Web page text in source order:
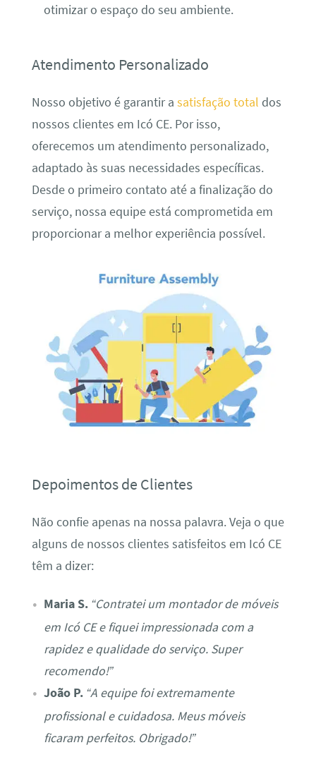
otimizar o espaço do seu ambiente.
Atendimento Personalizado
Nosso objetivo é garantir a satisfação total dos
nossos clientes em Icó CE. Por isso,
oferecemos um atendimento personalizado,
adaptado às suas necessidades específicas.
Desde o primeiro contato até a finalização do
serviço, nossa equipe está comprometida em
proporcionar a melhor experiência possível.
Depoimentos de Clientes
Não confie apenas na nossa palavra. Veja o que
alguns de nossos clientes satisfeitos em Icó CE
têm a dizer:
Maria S. “Contratei um montador de móveis
em Icó CE e fiquei impressionada com a
rapidez e qualidade do serviço. Super
recomendo!”
João P. “A equipe foi extremamente
profissional e cuidadosa. Meus móveis
ficaram perfeitos. Obrigado!”